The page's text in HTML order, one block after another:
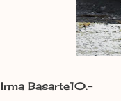
Irma Basarte10.-